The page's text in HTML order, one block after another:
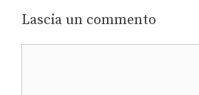
Lascia un commento